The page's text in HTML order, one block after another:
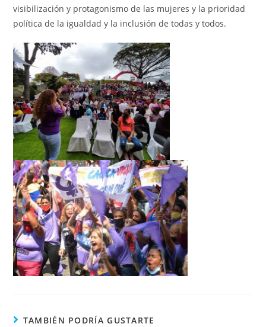
visibilización y protagonismo de las mujeres y la prioridad
política de la igualdad y la inclusión de todas y todos.
TAMBIÉN PODRÍA GUSTARTE